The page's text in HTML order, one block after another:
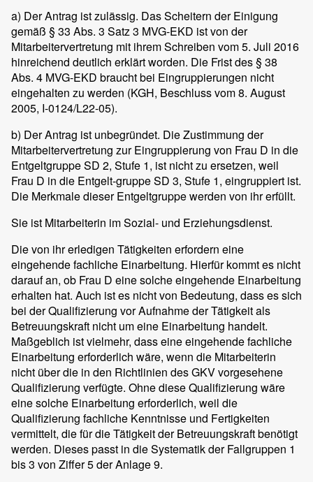
a) Der Antrag ist zulässig. Das Scheitern der Einigung
gemäß § 33 Abs. 3 Satz 3 MVG-EKD ist von der
Mitarbeitervertretung mit ihrem Schreiben vom 5. Juli 2016
hinreichend deutlich erklärt worden. Die Frist des § 38
Abs. 4 MVG-EKD braucht bei Eingruppierungen nicht
eingehalten zu werden (KGH, Beschluss vom 8. August
2005, I-0124/L22-05).
b) Der Antrag ist unbegründet. Die Zustimmung der
Mitarbeitervertretung zur Eingruppierung von Frau D in die
Entgeltgruppe SD 2, Stufe 1, ist nicht zu ersetzen, weil
Frau D in die Entgelt-gruppe SD 3, Stufe 1, eingruppiert ist.
Die Merkmale dieser Entgeltgruppe werden von ihr erfüllt.
Sie ist Mitarbeiterin im Sozial- und Erziehungsdienst.
Die von ihr erledigen Tätigkeiten erfordern eine
eingehende fachliche Einarbeitung. Hierfür kommt es nicht
darauf an, ob Frau D eine solche eingehende Einarbeitung
erhalten hat. Auch ist es nicht von Bedeutung, dass es sich
bei der Qualifizierung vor Aufnahme der Tätigkeit als
Betreuungskraft nicht um eine Einarbeitung handelt.
Maßgeblich ist vielmehr, dass eine eingehende fachliche
Einarbeitung erforderlich wäre, wenn die Mitarbeiterin
nicht über die in den Richtlinien des GKV vorgesehene
Qualifizierung verfügte. Ohne diese Qualifizierung wäre
eine solche Einarbeitung erforderlich, weil die
Qualifizierung fachliche Kenntnisse und Fertigkeiten
vermittelt, die für die Tätigkeit der Betreuungskraft benötigt
werden. Dieses passt in die Systematik der Fallgruppen 1
bis 3 von Ziffer 5 der Anlage 9.